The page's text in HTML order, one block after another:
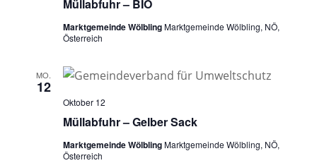
Müllabfuhr – BIO
Marktgemeinde WölblingMarktgemeinde Wölbling, NÖ,
Österreich
MO.
12
Müllabfuhr – Gelber Sack
Oktober 12
Marktgemeinde WölblingMarktgemeinde Wölbling, NÖ,
Österreich